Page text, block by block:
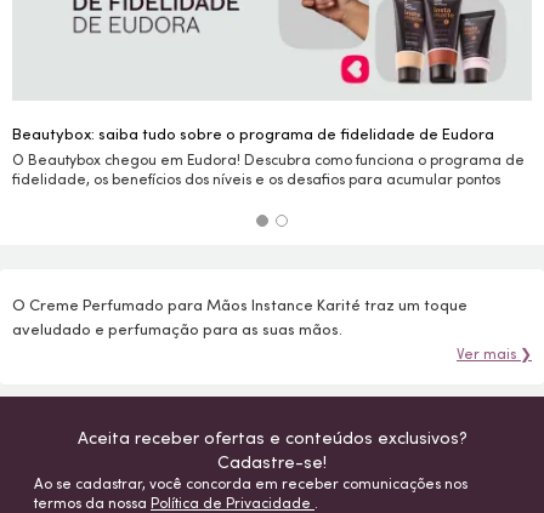
Beautybox: saiba tudo sobre o programa de fidelidade de Eudora
O Beautybox chegou em Eudora! Descubra como funciona o programa de
fidelidade, os benefícios dos níveis e os desafios para acumular pontos
O Creme Perfumado para Mãos Instance Karité traz um toque
aveludado e perfumação para as suas mãos.
Ver mais ❯
Aceita receber ofertas e conteúdos exclusivos?
Cadastre-se!
Ao se cadastrar, você concorda em receber comunicações nos
termos da nossa Política de Privacidade